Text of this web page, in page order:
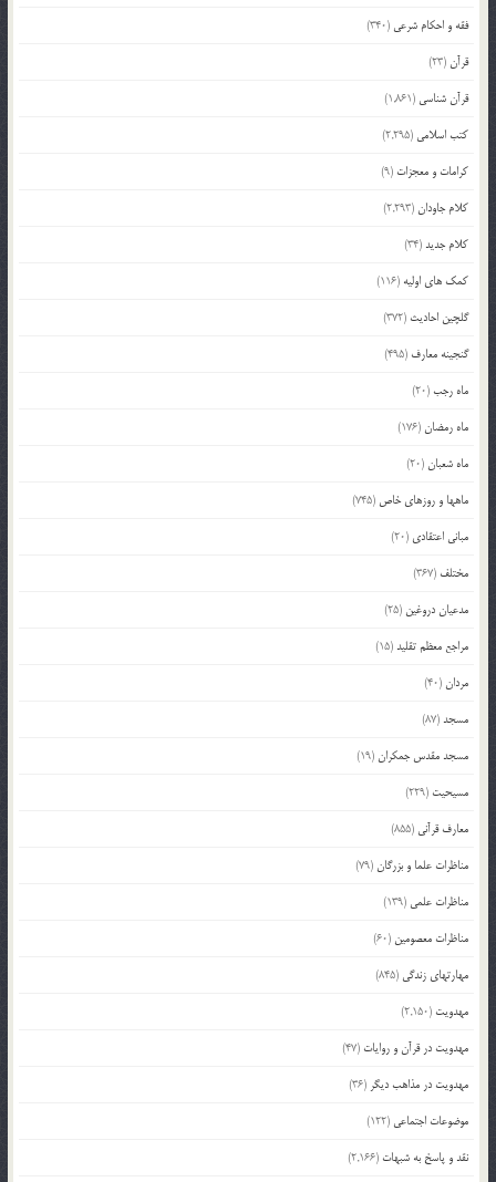
فقه و احکام شرعی (340)
قرآن(23)
قرآن شناسی (1,861)
کتب اسلامی (2,295)
کرامات و معجزات (9)
کلام جاودان(2,293)
کلام جدید(34)
کمک های اولیه (116)
گلچین احادیث (372)
گنجینه معارف (495)
ماه رجب(20)
ماه رمضان(176)
ماه شعبان(20)
ماهها و روزهای خاص (745)
مبانی اعتقادی (20)
مختلف (367)
مدعیان دروغین (25)
مراجع معظم تقلید(15)
مردان(40)
مسجد(87)
مسجد مقدس جمکران(19)
مسیحیت (229)
معارف قرآنی (855)
مناظرات علما و بزرگان(79)
مناظرات علمی (139)
مناظرات معصومین (60)
مهارتهای زندگی (845)
مهدویت (2,150)
مهدویت در قرآن و روایات (47)
مهدویت در مذاهب دیگر (36)
موضوعات اجتماعی (122)
نقد و پاسخ به شبهات (2,166)